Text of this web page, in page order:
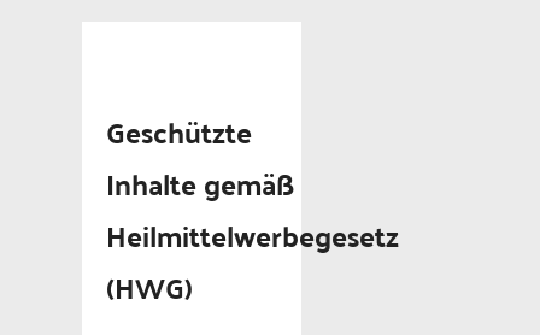
Geschützte
Inhalte gemäß
Heilmittelwerbegesetz
(HWG)